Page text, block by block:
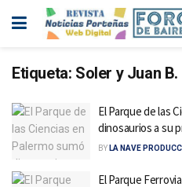
Etiqueta: Soler y Juan
El Parque de las
dinosaurios a su
BY LA NAVE
El Parque